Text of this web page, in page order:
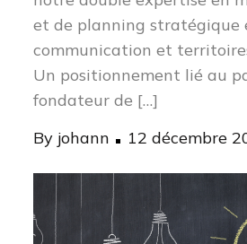
et de planning stratégique
communication et
Un positionnement lié au
fondateur de […]
By johann
Posted
12 décembre